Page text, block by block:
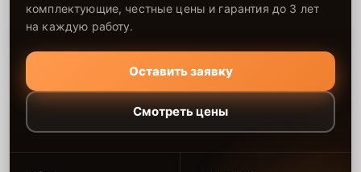
комплектующие, честные цены и гарантия до 3 лет
на каждую работу.
Оставить заявку
Смотреть цены